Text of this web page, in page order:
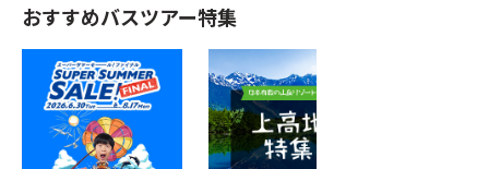
おすすめバスツアー特集